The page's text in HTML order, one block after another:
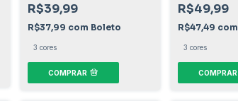
R$39,99
R$37,99 com Boleto
3 cores
COMPRAR
R$49,99
R$47,49 com
3 cores
COMPRAR